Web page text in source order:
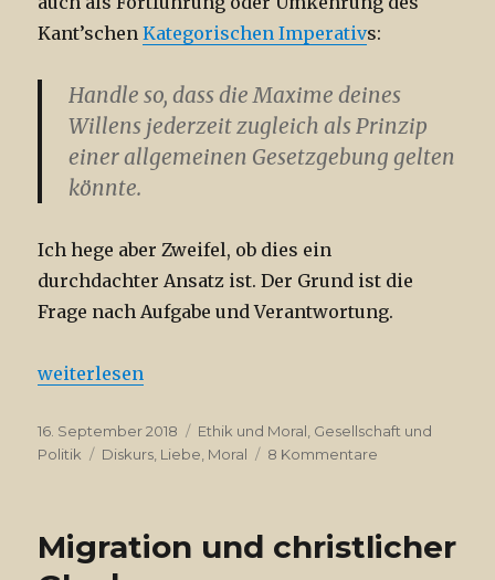
Kant’schenKategorischen Imperativs:
Handle so, dass die Maxime deines
Willens jederzeit zugleich als Prinzip
einer allgemeinen Gesetzgebung gelten
könnte.
Ich hege aber Zweifel, ob dies ein
durchdachter Ansatz ist. Der Grund ist die
Frage nach Aufgabe und Verantwortung.
„Der Staat und der Einzelne“
weiterlesen
Veröffentlicht
am
16. September 2018 Kategorien
Ethik und Moral, Gesellschaft und
Politik
Schlagwörter
Diskurs, Liebe, Moral 8 Kommentare
der
Migration und christlicher